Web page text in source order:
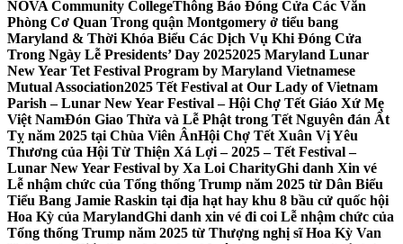
NOVA Community CollegeThông Báo Đóng Cửa Các Văn
Phòng Cơ Quan Trong quận Montgomery ở tiểu bang
Maryland & Thời Khóa Biểu Các Dịch Vụ Khi Đóng Cửa
Trong Ngày Lễ Presidents’ Day 20252025 Maryland Lunar
New Year Tet Festival Program by Maryland Vietnamese
Mutual Association2025 Tết Festival at Our Lady of Vietnam
Parish – Lunar New Year Festival – Hội Chợ Tết Giáo Xứ Mẹ
Việt NamĐón Giao Thừa và Lễ Phật trong Tết Nguyên đán Ất
Tỵ năm 2025 tại Chùa Viên ÂnHội Chợ Tết Xuân Vị Yêu
Thương của Hội Từ Thiện Xá Lợi – 2025 – Tết Festival –
Lunar New Year Festival by Xa Loi CharityGhi danh Xin vé
Lễ nhậm chức của Tổng thống Trump năm 2025 từ Dân Biểu
Tiểu Bang Jamie Raskin tại địa hạt hay khu 8 bầu cử quốc hội
Hoa Kỳ của MarylandGhi danh xin vé đi coi Lễ nhậm chức của
Tổng thống Trump năm 2025 từ Thượng nghị sĩ Hoa Kỳ Van